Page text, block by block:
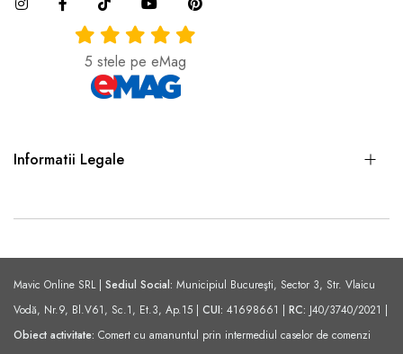
Informatii Legale
5 stele pe eMag
Mavic Online SRL | Sediul Social: Municipiul Bucureşti, Sector 3, Str. Vlaicu
Vodă, Nr.9, Bl.V61, Sc.1, Et.3, Ap.15 | CUI: 41698661 | RC: J40/3740/2021 |
Obiect activitate: Comert cu amanuntul prin intermediul caselor de comenzi